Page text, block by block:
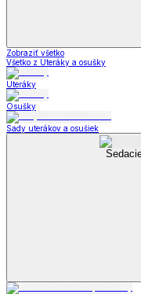
Zobraziť všetko
Všetko z Uteráky a osušky
Uteráky
Osušky
Sady uterákov a osušiek